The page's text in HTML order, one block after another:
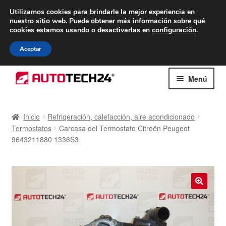
ENTREGA desde 7 EUR
De lunes a viernes de 9 a. m. a 4 p. m.
navegación
al
Menú
Caja registradora
Inicio
Refrigeración, calefacción, aire acondicionado
Termostatos
Carcasa del Termostato Citroën Peugeot
9643211880 1336S3
🔍
Utilizamos cookies para brindarle la mejor experiencia en
nuestro sitio web. Puede obtener más información sobre qué
cookies estamos usando o desactivarlas en configuración.
Aceptar